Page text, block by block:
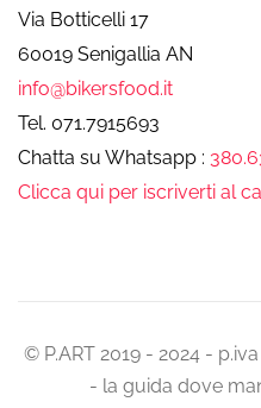
Via Botticelli 17
60019 Senigallia AN
info@bikersfood.it
Tel. 071.7915693
Chatta su Whatsapp :
Clicca qui per iscriverti al
© P.ART 2019 - 2024 -
- la guida dove